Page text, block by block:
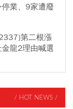
業、9家遭廢
第二根漲
龍2理由喊選
/ HOT NEWS /